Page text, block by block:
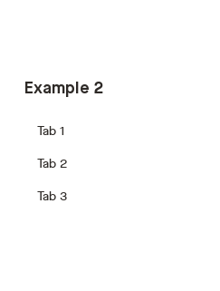
Example 2
Tab 1
Tab 2
Tab 3